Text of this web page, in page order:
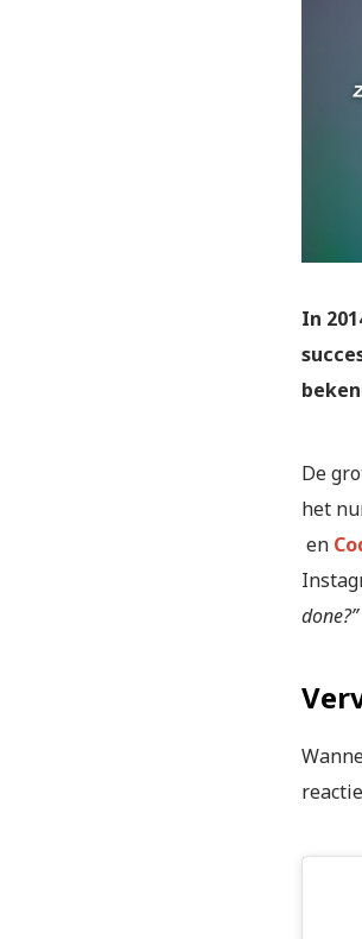
In
De
het
en
done?”